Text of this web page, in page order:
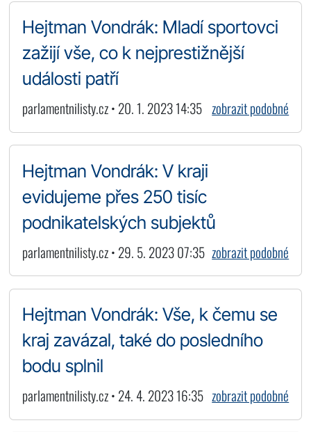
Hejtman Vondrák: Mladí sportovci
zažijí vše, co k nejprestižnější
události patří
parlamentnilisty.cz • 20. 1. 2023 14:35 zobrazit podobné
Hejtman Vondrák: V kraji
evidujeme přes 250 tisíc
podnikatelských subjektů
parlamentnilisty.cz • 29. 5. 2023 07:35 zobrazit podobné
Hejtman Vondrák: Vše, k čemu se
kraj zavázal, také do posledního
bodu splnil
parlamentnilisty.cz • 24. 4. 2023 16:35 zobrazit podobné